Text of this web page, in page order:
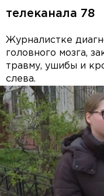
телеканала 78
Журналистке
головного мозга,
травму, ушибы и
слева.